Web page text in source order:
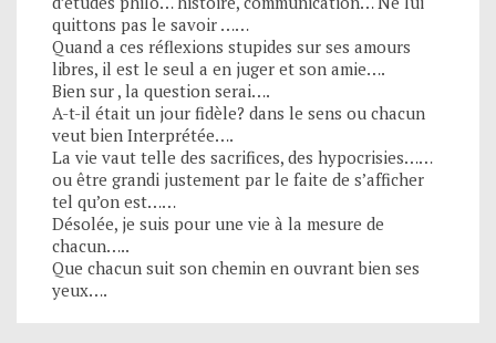
quittons pas le savoir ……
Quand a ces réflexions stupides sur ses amours
libres, il est le seul a en juger et son amie….
Bien sur , la question serai….
A-t-il était un jour fidèle? dans le sens ou chacun
veut bien Interprétée….
La vie vaut telle des sacrifices, des hypocrisies……
ou être grandi justement par le faite de s’afficher
tel qu’on est……
Désolée, je suis pour une vie à la mesure de
chacun…..
Que chacun suit son chemin en ouvrant bien ses
yeux….